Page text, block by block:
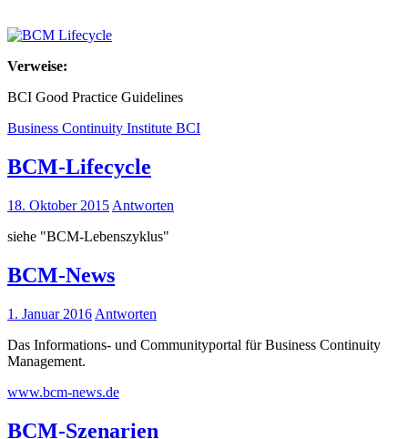
Verweise:
BCI Good Practice Guidelines
Business Continuity Institute BCI
BCM-Lifecycle
18. Oktober 2015 Antworten
siehe "BCM-Lebenszyklus"
BCM-News
1. Januar 2016 Antworten
Das Informations- und Communityportal für Business Continuity
Management.
www.bcm-news.de
BCM-Szenarien